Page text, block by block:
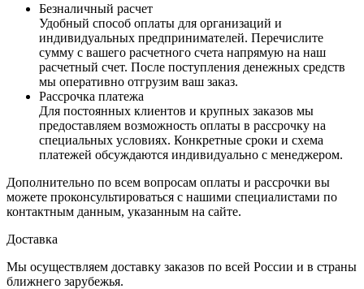
Безналичный расчет
Удобный способ оплаты для организаций и
индивидуальных предпринимателей. Перечислите
сумму с вашего расчетного счета напрямую на наш
расчетный счет. После поступления денежных средств
мы оперативно отгрузим ваш заказ.
Рассрочка платежа
Для постоянных клиентов и крупных заказов мы
предоставляем возможность оплаты в рассрочку на
специальных условиях. Конкретные сроки и схема
платежей обсуждаются индивидуально с менеджером.
Дополнительно по всем вопросам оплаты и рассрочки вы
можете проконсультироваться с нашими специалистами по
контактным данным, указанным на сайте.
Доставка
Мы осуществляем доставку заказов по всей России и в страны
ближнего зарубежья.